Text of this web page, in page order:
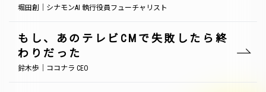
堀田創｜シナモンAI 執行役員フューチャリスト
もし、あのテレビCMで失敗したら終
わりだった
鈴木歩｜ココナラ CEO